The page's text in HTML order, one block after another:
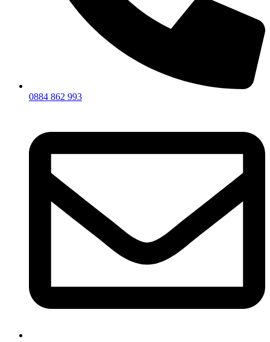
0884 862 993